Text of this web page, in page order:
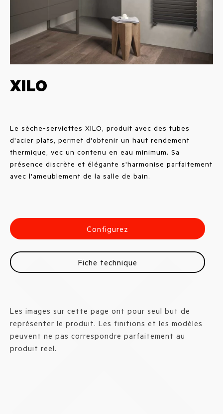
XILO
Le sèche-serviettes XILO, produit avec des tubes
d'acier plats, permet d'obtenir un haut rendement
thermique, vec un contenu en eau minimum. Sa
présence discrète et élégante s'harmonise parfaitement
avec l'ameublement de la salle de bain.
Configurez
Fiche technique
Les images sur cette page ont pour seul but de
représenter le produit. Les finitions et les modèles
peuvent ne pas correspondre parfaitement au
produit reel.